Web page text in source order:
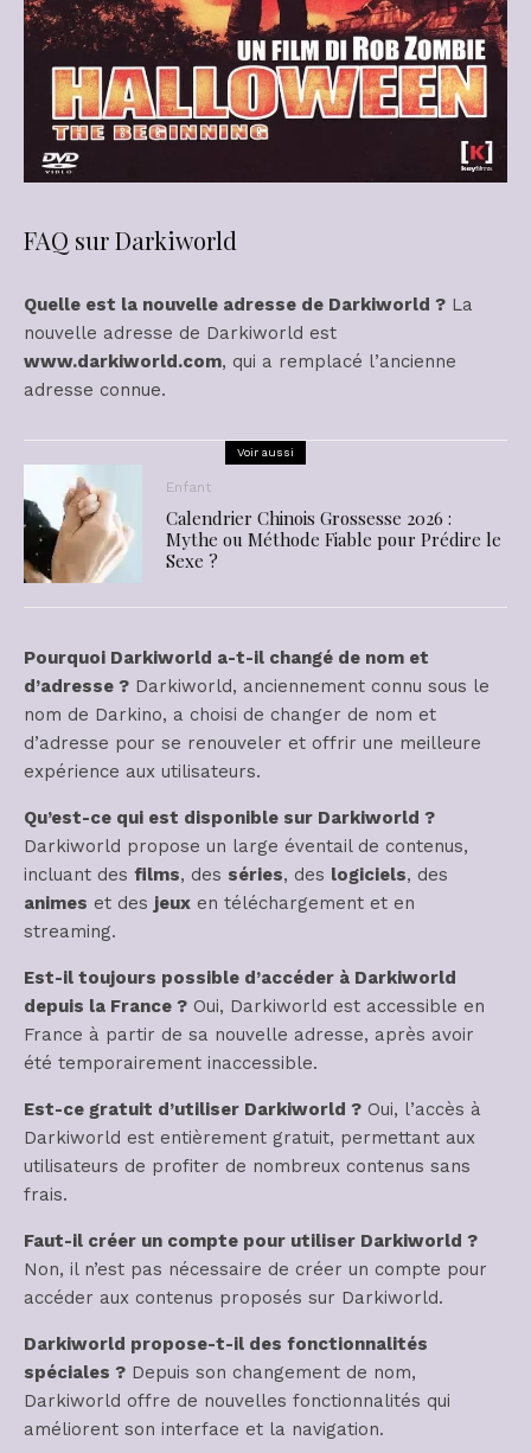
FAQ sur Darkiworld
Quelle est la nouvelle adresse de Darkiworld ? La
nouvelle adresse de Darkiworld est
www.darkiworld.com, qui a remplacé l’ancienne
adresse connue.
Voir aussi
Enfant
Calendrier Chinois Grossesse 2026 :
Mythe ou Méthode Fiable pour Prédire le
Sexe ?
Pourquoi Darkiworld a-t-il changé de nom et
d’adresse ? Darkiworld, anciennement connu sous le
nom de Darkino, a choisi de changer de nom et
d’adresse pour se renouveler et offrir une meilleure
expérience aux utilisateurs.
Qu’est-ce qui est disponible sur Darkiworld ?
Darkiworld propose un large éventail de contenus,
incluant des films, des séries, des logiciels, des
animes et des jeux en téléchargement et en
streaming.
Est-il toujours possible d’accéder à Darkiworld
depuis la France ? Oui, Darkiworld est accessible en
France à partir de sa nouvelle adresse, après avoir
été temporairement inaccessible.
Est-ce gratuit d’utiliser Darkiworld ? Oui, l’accès à
Darkiworld est entièrement gratuit, permettant aux
utilisateurs de profiter de nombreux contenus sans
frais.
Faut-il créer un compte pour utiliser Darkiworld ?
Non, il n’est pas nécessaire de créer un compte pour
accéder aux contenus proposés sur Darkiworld.
Darkiworld propose-t-il des fonctionnalités
spéciales ? Depuis son changement de nom,
Darkiworld offre de nouvelles fonctionnalités qui
améliorent son interface et la navigation.